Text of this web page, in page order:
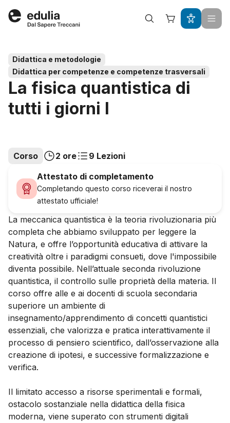
Edulia
Didattica e metodologie
Didattica per competenze e competenze trasversali
La fisica quantistica di
tutti i giorni I
Corso 2 ore
9 Lezioni
Attestato di completamento
Completando questo corso riceverai il nostro
attestato ufficiale!
La meccanica quantistica è la teoria rivoluzionaria più
completa che abbiamo sviluppato per leggere la
Natura, e offre l’opportunità educativa di attivare la
creatività oltre i paradigmi consueti, dove l'impossibile
diventa possibile. Nell’attuale seconda rivoluzione
quantistica, il controllo sulle proprietà della materia. Il
corso offre alle e ai docenti di scuola secondaria
superiore un ambiente di
insegnamento/apprendimento di concetti quantistici
essenziali, che valorizza e pratica interattivamente il
processo di pensiero scientifico, dall’osservazione alla
creazione di ipotesi, e successive formalizzazione e
verifica.
Il limitato accesso a risorse sperimentali e formali,
ostacolo sostanziale nella didattica della fisica
moderna, viene superato con strumenti digitali